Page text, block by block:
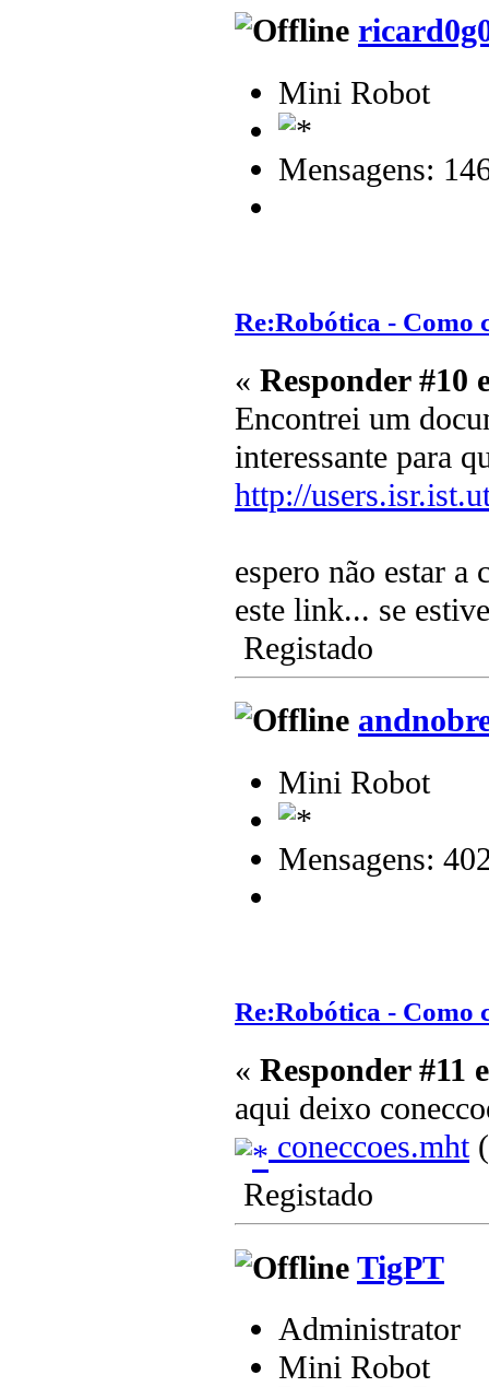
Mini Robot
Mensagens:
Re:Robótica - Como
« Responder #10
Encontrei um
interessante para
http://
espero não estar a
este link... se
Registado
Mini Robot
Mensagens:
Re:Robótica - Como
« Responder #11
aqui deixo
coneccoes.mht
Registado
TigPT
Administrator
Mini Robot